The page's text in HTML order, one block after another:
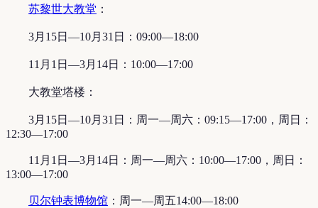
苏黎世大教堂 ：
3月15日—10月31日：09:00—18:00
11月1日—3月14日：10:00—17:00
大教堂塔楼：
3月15日—10月31日：周一—周六：09:15—17:00，周日：
12:30—17:00
11月1日—3月14日：周一—周六：10:00—17:00，周日：
13:00—17:00
贝尔钟表博物馆 ：周一—周五14:00—18:00